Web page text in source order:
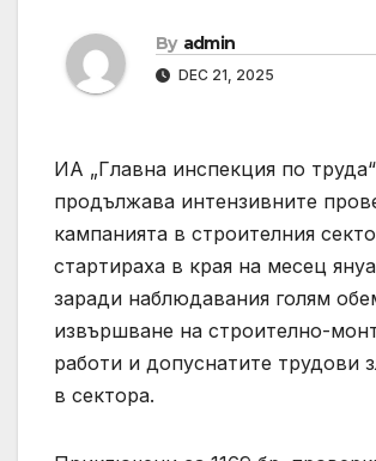
By admin
DEC 21, 2025
ИА „Главна инспекция по
продължава интензивните
кампанията в строителния
стартираха в края на месец
заради наблюдавания голям
извършване на строително-
работи и допуснатите трудови
в сектора.